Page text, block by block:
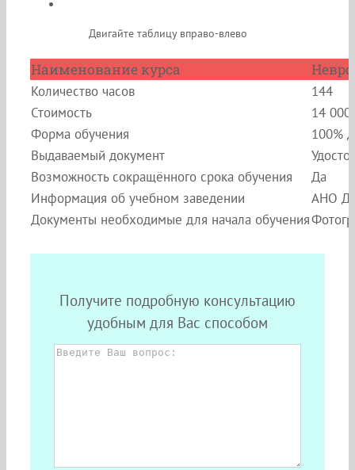
Двигайте таблицу вправо-влево
Наименование курса
Количество часов
144
Стоимость
14 000
Форма обучения
100%
Выдаваемый документ
Возможность сокращённого срока обучения
Да
Информация об учебном заведении
АНО
Документы необходимые для начала обучения
Получите подробную консультацию
удобным для Вас способом